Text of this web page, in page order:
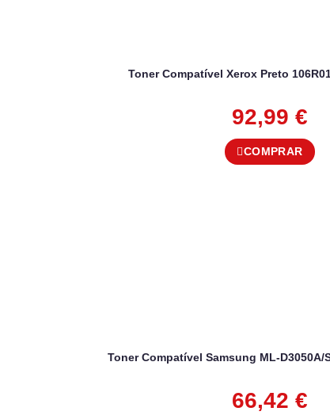
Toner Compatível Xerox Preto
92,99 €
COMPRAR
Toner Compatível Samsung ML-D3050A/
66,42 €